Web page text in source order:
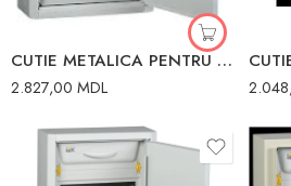
CUTIE METALICA PENTRU AUTOMATE SRN-72 IP54 IEK
2.827,00 MDL